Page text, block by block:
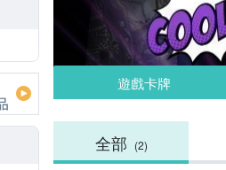
遊戲卡牌
全部 (2)